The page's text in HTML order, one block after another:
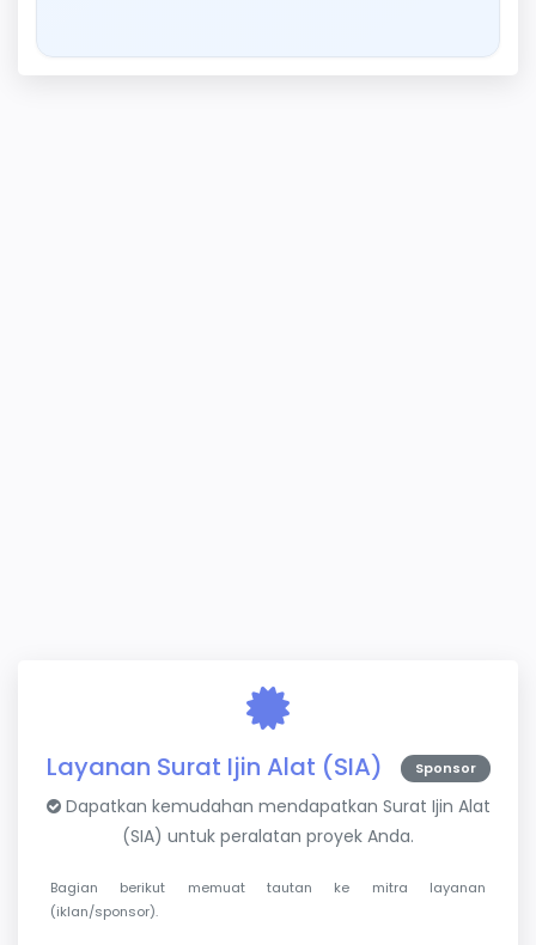
Layanan Surat Ijin Alat (SIA) Sponsor
Dapatkan kemudahan mendapatkan Surat Ijin Alat
(SIA) untuk peralatan proyek Anda.
Bagian berikut memuat tautan ke mitra layanan
(iklan/sponsor).